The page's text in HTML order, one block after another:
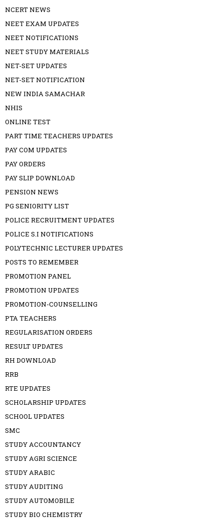
NCERT NEWS
NEET EXAM UPDATES
NEET NOTIFICATIONS
NEET STUDY MATERIALS
NET-SET UPDATES
NET-SET NOTIFICATION
NEW INDIA SAMACHAR
NHIS
ONLINE TEST
PART TIME TEACHERS UPDATES
PAY COM UPDATES
PAY ORDERS
PAY SLIP DOWNLOAD
PENSION NEWS
PG SENIORITY LIST
POLICE RECRUITMENT UPDATES
POLICE S.I NOTIFICATIONS
POLYTECHNIC LECTURER UPDATES
POSTS TO REMEMBER
PROMOTION PANEL
PROMOTION UPDATES
PROMOTION-COUNSELLING
PTA TEACHERS
REGULARISATION ORDERS
RESULT UPDATES
RH DOWNLOAD
RRB
RTE UPDATES
SCHOLARSHIP UPDATES
SCHOOL UPDATES
SMC
STUDY ACCOUNTANCY
STUDY AGRI SCIENCE
STUDY ARABIC
STUDY AUDITING
STUDY AUTOMOBILE
STUDY BIO CHEMISTRY